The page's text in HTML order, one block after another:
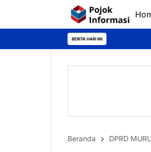
BERITA HARI INI
Beranda DPRD